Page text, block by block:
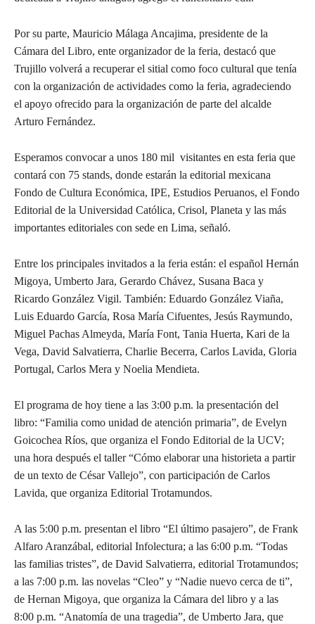
Por su parte, Mauricio Málaga Ancajima, presidente de la
Cámara del Libro, ente organizador de la feria, destacó que
Trujillo volverá a recuperar el sitial como foco cultural que tenía
con la organización de actividades como la feria, agradeciendo
el apoyo ofrecido para la organización de parte del alcalde
Arturo Fernández.
Esperamos convocar a unos 180 mil visitantes en esta feria que
contará con 75 stands, donde estarán la editorial mexicana
Fondo de Cultura Económica, IPE, Estudios Peruanos, el Fondo
Editorial de la Universidad Católica, Crisol, Planeta y las más
importantes editoriales con sede en Lima, señaló.
Entre los principales invitados a la feria están: el español Hernán
Migoya, Umberto Jara, Gerardo Chávez, Susana Baca y
Ricardo González Vigil. También: Eduardo González Viaña,
Luis Eduardo García, Rosa María Cifuentes, Jesús Raymundo,
Miguel Pachas Almeyda, María Font, Tania Huerta, Kari de la
Vega, David Salvatierra, Charlie Becerra, Carlos Lavida, Gloria
Portugal, Carlos Mera y Noelia Mendieta.
El programa de hoy tiene a las 3:00 p.m. la presentación del
libro: “Familia como unidad de atención primaria”, de Evelyn
Goicochea Ríos, que organiza el Fondo Editorial de la UCV;
una hora después el taller “Cómo elaborar una historieta a partir
de un texto de César Vallejo”, con participación de Carlos
Lavida, que organiza Editorial Trotamundos.
A las 5:00 p.m. presentan el libro “El último pasajero”, de Frank
Alfaro Aranzábal, editorial Infolectura; a las 6:00 p.m. “Todas
las familias tristes”, de David Salvatierra, editorial Trotamundos;
a las 7:00 p.m. las novelas “Cleo” y “Nadie nuevo cerca de ti”,
de Hernan Migoya, que organiza la Cámara del libro y a las
8:00 p.m. “Anatomía de una tragedia”, de Umberto Jara, que